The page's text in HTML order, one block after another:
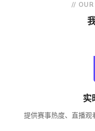
//
实
提供赛事热度、直播观